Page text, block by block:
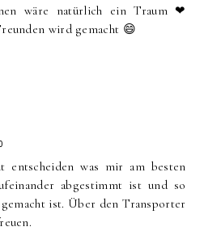
wäre natürlich ein Traum ❤
wird gemacht 😄
was mir am besten
abgestimmt ist und so
ist. Über den Transporter